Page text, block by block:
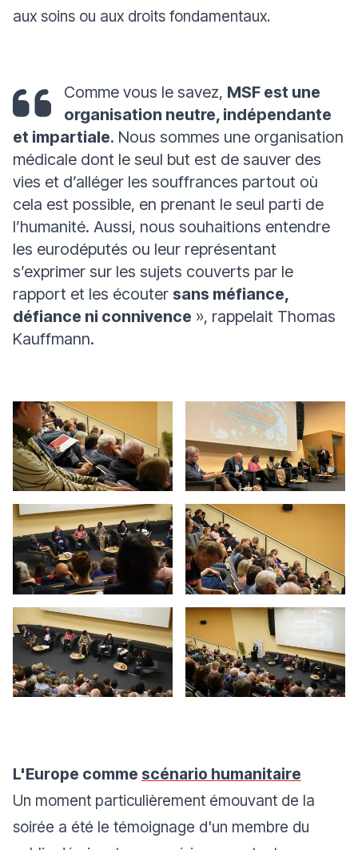
aux soins ou aux droits fondamentaux.
Comme vous le savez, MSF est une
organisation neutre, indépendante
et impartiale. Nous sommes une organisation
médicale dont le seul but est de sauver des
vies et d’alléger les souffrances partout où
cela est possible, en prenant le seul parti de
l’humanité. Aussi, nous souhaitions entendre
les eurodéputés ou leur représentant
s’exprimer sur les sujets couverts par le
rapport et les écouter sans méfiance,
défiance ni connivence », rappelait Thomas
Kauffmann.
L'Europe comme scénario humanitaire
Un moment particulièrement émouvant de la
soirée a été le témoignage d'un membre du